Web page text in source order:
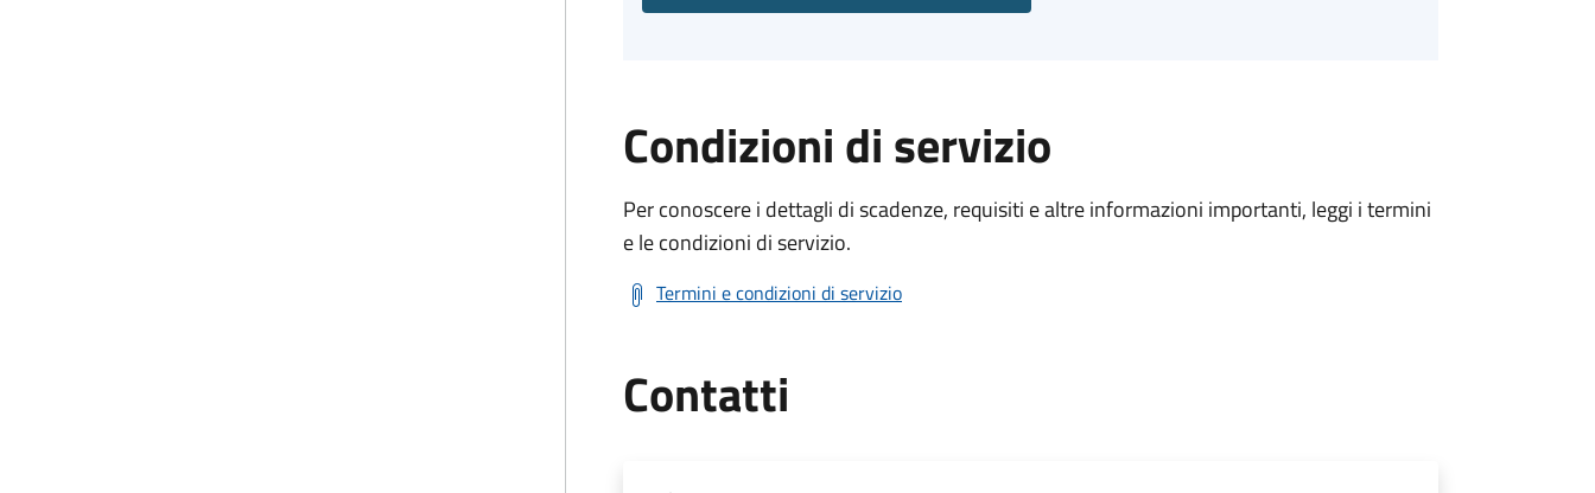
Condizioni di servizio
Per conoscere i dettagli di scadenze, requisiti e altre informazioni importanti, leggi i termini
e le condizioni di servizio.
Termini e condizioni di servizio
Contatti